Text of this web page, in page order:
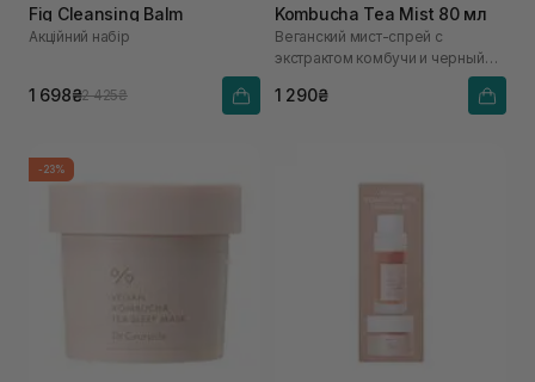
Fig Cleansing Balm
Акційний набір
1 698₴2 425₴
Kombucha Tea Mist 80 мл
Веганский мист-спрей с
экстрактом комбучи и черный
1 290₴
-23%